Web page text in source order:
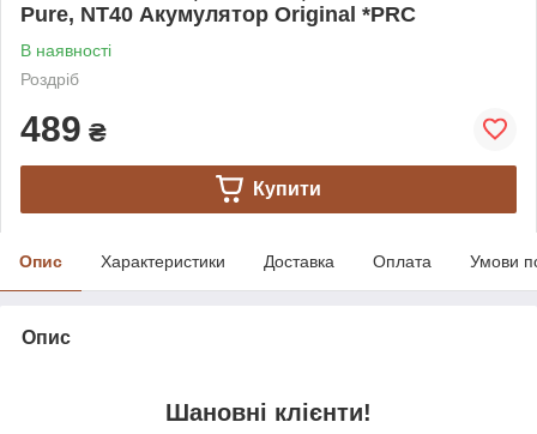
Pure, NT40 Акумулятор Original *PRC
В наявності
Роздріб
489 ₴
Купити
Опис Характеристики Доставка Оплата Умови
Опис
Шановні клієнти!